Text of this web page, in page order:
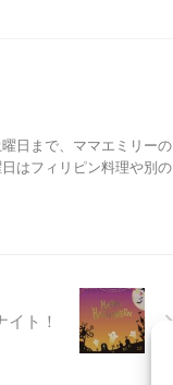
日まで、ママエミリーの
はフィリピン料理や別の
ト！